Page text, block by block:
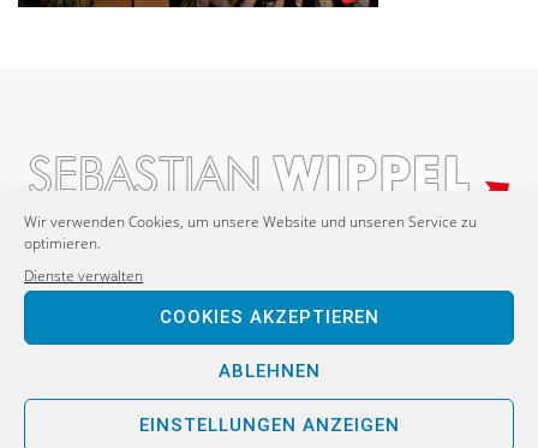
Wir verwenden Cookies, um unsere Website und unseren Service zu
optimieren.
Dienste verwalten
COOKIES AKZEPTIEREN
ABLEHNEN
EINSTELLUNGEN ANZEIGEN
Postanschrift:
Sebastian Wippel
Alternative für Deutschland
Bürgerbüro
Postfach 30 06 17